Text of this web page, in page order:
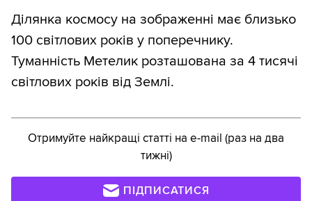
Ділянка космосу на зображенні має близько
100 світлових років у поперечнику.
Туманність Метелик розташована за 4 тисячі
світлових років від Землі.
Отримуйте найкращі статті на e-mail (раз на два
тижні)
ПІДПИСАТИСЯ